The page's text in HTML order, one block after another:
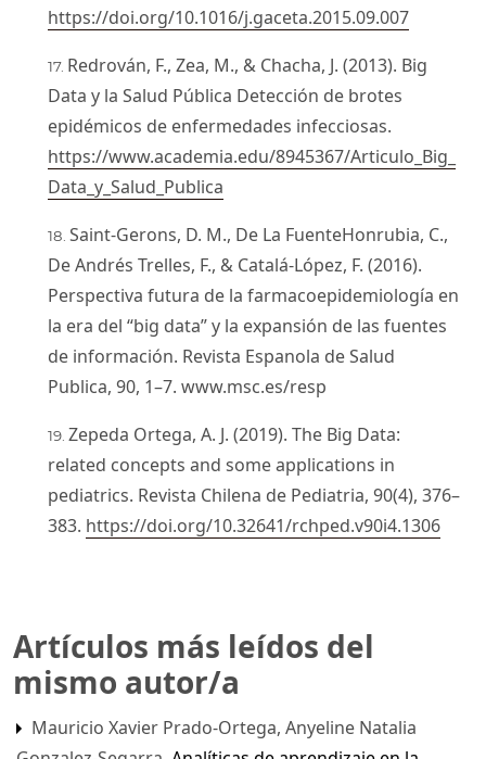
https://doi.org/10.1016/j.gaceta.2015.09.007
Redrován, F., Zea, M., & Chacha, J. (2013). Big
Data y la Salud Pública Detección de brotes
epidémicos de enfermedades infecciosas.
https://www.academia.edu/8945367/Articulo_Big_
Data_y_Salud_Publica
Saint-Gerons, D. M., De La FuenteHonrubia, C.,
De Andrés Trelles, F., & Catalá-López, F. (2016).
Perspectiva futura de la farmacoepidemiología en
la era del “big data” y la expansión de las fuentes
de información. Revista Espanola de Salud
Publica, 90, 1–7. www.msc.es/resp
Zepeda Ortega, A. J. (2019). The Big Data:
related concepts and some applications in
pediatrics. Revista Chilena de Pediatria, 90(4), 376–
383. https://doi.org/10.32641/rchped.v90i4.1306
Artículos más leídos del
mismo autor/a
Mauricio Xavier Prado-Ortega, Anyeline Natalia